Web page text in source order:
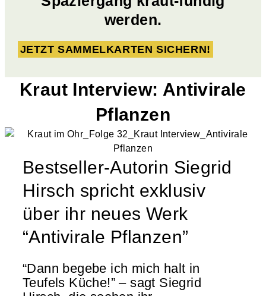
werden.
JETZT SAMMELKARTEN SICHERN!
Kraut Interview: Antivirale
Pflanzen
Bestseller-Autorin Siegrid
Hirsch spricht exklusiv
über ihr neues Werk
“Antivirale Pflanzen”
“Dann begebe ich mich halt in
Teufels Küche!” – sagt Siegrid